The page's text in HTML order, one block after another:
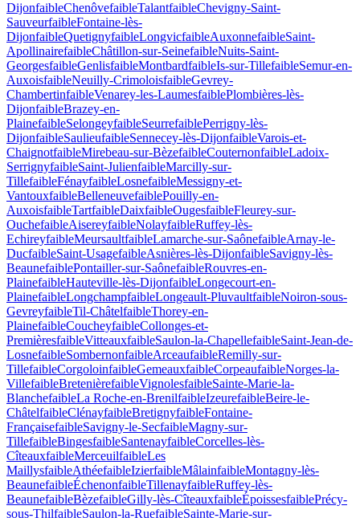
DijonfaibleChenôvefaibleTalantfaibleChevigny-Saint-
SauveurfaibleFontaine-lès-
DijonfaibleQuetignyfaibleLongvicfaibleAuxonnefaibleSaint-
ApollinairefaibleChâtillon-sur-SeinefaibleNuits-Saint-
GeorgesfaibleGenlisfaibleMontbardfaibleIs-sur-TillefaibleSemur-en-
AuxoisfaibleNeuilly-CrimoloisfaibleGevrey-
ChambertinfaibleVenarey-les-LaumesfaiblePlombières-lès-
DijonfaibleBrazey-en-
PlainefaibleSelongeyfaibleSeurrefaiblePerrigny-lès-
DijonfaibleSaulieufaibleSennecey-lès-DijonfaibleVarois-et-
ChaignotfaibleMirebeau-sur-BèzefaibleCouternonfaibleLadoix-
SerrignyfaibleSaint-JulienfaibleMarcilly-sur-
TillefaibleFénayfaibleLosnefaibleMessigny-et-
VantouxfaibleBelleneuvefaiblePouilly-en-
AuxoisfaibleTartfaibleDaixfaibleOugesfaibleFleurey-sur-
OuchefaibleAisereyfaibleNolayfaibleRuffey-lès-
EchireyfaibleMeursaultfaibleLamarche-sur-SaônefaibleArnay-le-
DucfaibleSaint-UsagefaibleAsnières-lès-DijonfaibleSavigny-lès-
BeaunefaiblePontailler-sur-SaônefaibleRouvres-en-
PlainefaibleHauteville-lès-DijonfaibleLongecourt-en-
PlainefaibleLongchampfaibleLongeault-PluvaultfaibleNoiron-sous-
GevreyfaibleTil-ChâtelfaibleThorey-en-
PlainefaibleCoucheyfaibleCollonges-et-
PremièresfaibleVitteauxfaibleSaulon-la-ChapellefaibleSaint-Jean-de-
LosnefaibleSombernonfaibleArceaufaibleRemilly-sur-
TillefaibleCorgoloinfaibleGemeauxfaibleCorpeaufaibleNorges-la-
VillefaibleBretenièrefaibleVignolesfaibleSainte-Marie-la-
BlanchefaibleLa Roche-en-BrenilfaibleIzeurefaibleBeire-le-
ChâtelfaibleClénayfaibleBretignyfaibleFontaine-
FrançaisefaibleSavigny-le-SecfaibleMagny-sur-
TillefaibleBingesfaibleSantenayfaibleCorcelles-lès-
CîteauxfaibleMerceuilfaibleLes
MaillysfaibleAthéefaibleIzierfaibleMâlainfaibleMontagny-lès-
BeaunefaibleÉchenonfaibleTillenayfaibleRuffey-lès-
BeaunefaibleBèzefaibleGilly-lès-CîteauxfaibleÉpoissesfaiblePrécy-
sous-ThilfaibleSaulon-la-RuefaibleSainte-Marie-sur-